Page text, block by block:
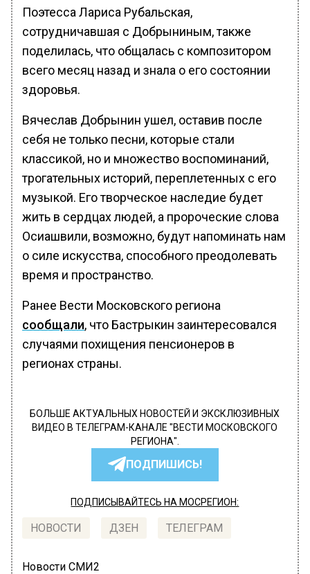
Поэтесса Лариса Рубальская,
сотрудничавшая с Добрыниным, также
поделилась, что общалась с композитором
всего месяц назад и знала о его состоянии
здоровья.
Вячеслав Добрынин ушел, оставив после
себя не только песни, которые стали
классикой, но и множество воспоминаний,
трогательных историй, переплетенных с его
музыкой. Его творческое наследие будет
жить в сердцах людей, а пророческие слова
Осиашвили, возможно, будут напоминать нам
о силе искусства, способного преодолевать
время и пространство.
Ранее Вести Московского региона
сообщали, что Бастрыкин заинтересовался
случаями похищения пенсионеров в
регионах страны.
БОЛЬШЕ АКТУАЛЬНЫХ НОВОСТЕЙ И ЭКСКЛЮЗИВНЫХ
ВИДЕО В ТЕЛЕГРАМ-КАНАЛЕ "ВЕСТИ МОСКОВСКОГО
РЕГИОНА".
ПОДПИШИСЬ!
ПОДПИСЫВАЙТЕСЬ НА МОСРЕГИОН:
НОВОСТИ ДЗЕН ТЕЛЕГРАМ
Новости СМИ2